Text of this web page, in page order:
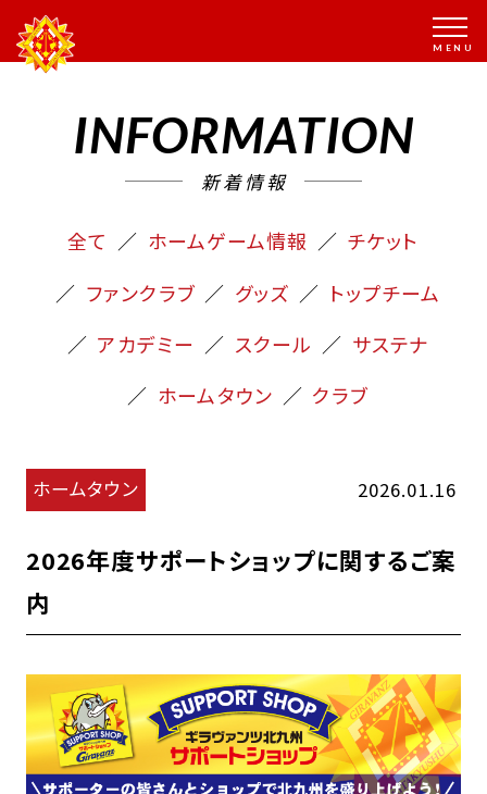
INFORMATION
新着情報
全て ホームゲーム情報
チケット
ファンクラブ
グッズ
トップチーム
アカデミー
スクール
サステナ
ホームタウン
クラブ
ホームタウン 2026.01.16
2026年度サポートショップに関するご案
内